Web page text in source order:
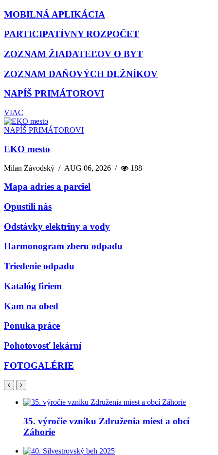
MOBILNÁ APLIKÁCIA
PARTICIPATÍVNY ROZPOČET
ZOZNAM ŽIADATEĽOV O BYT
ZOZNAM DAŇOVÝCH DLŽNÍKOV
NAPÍŠ PRIMÁTOROVI
VIAC
NAPÍŠ PRIMÁTOROVI
EKO mesto
Milan Závodský /AUG 06, 2026 / 188
Mapa adries a parciel
Opustili nás
Odstávky elektriny a vody
Harmonogram zberu odpadu
Triedenie odpadu
Katalóg firiem
Kam na obed
Ponuka práce
Pohotovosť lekární
FOTOGALÉRIE
35. výročie vzniku Združenia miest a obcí
Záhorie